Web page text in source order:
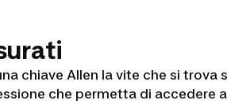
chiave Allen la vite che si
che permetta di